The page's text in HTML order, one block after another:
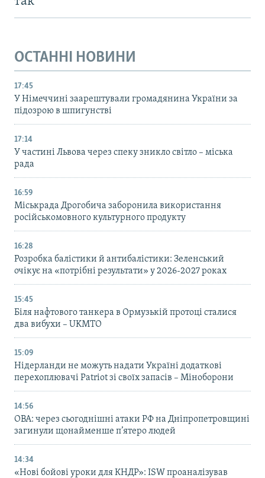
ОСТАННІ НОВИНИ
17:45
У Німеччині заарештували громадянина України за
підозрою в шпигунстві
17:14
У частині Львова через спеку зникло світло – міська
рада
16:59
Міськрада Дрогобича заборонила використання
російськомовного культурного продукту
16:28
Розробка балістики й антибалістики: Зеленський
очікує на «потрібні результати» у 2026-2027 роках
15:45
Біля нафтового танкера в Ормузькій протоці сталися
два вибухи – UKMTO
15:09
Нідерланди не можуть надати Україні додаткові
перехоплювачі Patriot зі своїх запасів – Міноборони
14:56
ОВА: через сьогоднішні атаки РФ на Дніпропетровщині
загинули щонайменше п’ятеро людей
14:34
«Нові бойові уроки для КНДР»: ISW проаналізував